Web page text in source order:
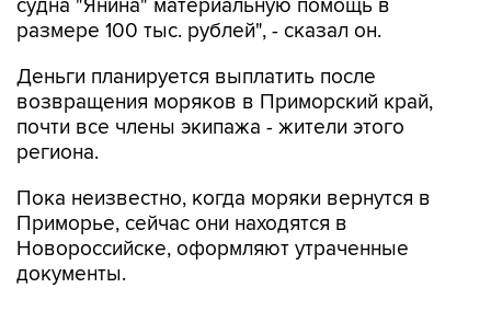
Деньги планируется выплатить после
почти все члены экипажа - жители этого
региона.
Пока неизвестно, когда моряки вернутся в
Новороссийске, оформляют утраченные
документы.
Как сообщалось, теплоход "Янина",